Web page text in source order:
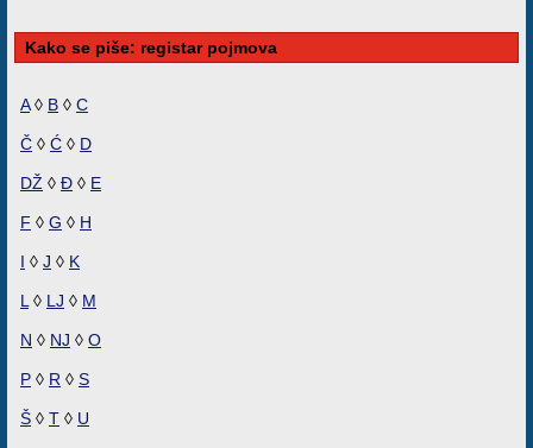
Kako se piše: registar pojmova
A◊ B ◊ C
Č ◊ Ć ◊ D
DŽ ◊ Đ ◊ E
F ◊ G ◊ H
I ◊ J ◊ K
L ◊ LJ ◊ M
N ◊ NJ ◊ O
P ◊ R ◊ S
Š ◊ T ◊ U